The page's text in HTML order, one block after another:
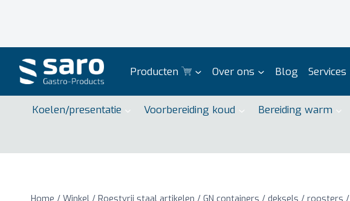
Producten Over ons Blog Services
Koelen/presentatie Voorbereiding koud Bereiding warm